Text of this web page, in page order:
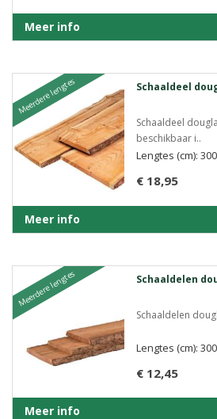
Meer info
Meerdere lengtes Schaaldeel
Schaaldeel
beschikbaar i..
€ 18,95
Lengtes (cm):
Meer info
Meerdere lengtes Schaaldelen
Schaaldelen
€ 12,45
Lengtes (cm):
Meer info